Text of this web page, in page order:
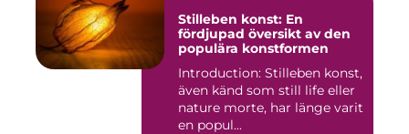
Stilleben konst: En
fördjupad översikt av den
populära konstformen
Introduction: Stilleben konst,
även känd som still life eller
nature morte, har länge varit
en popul...